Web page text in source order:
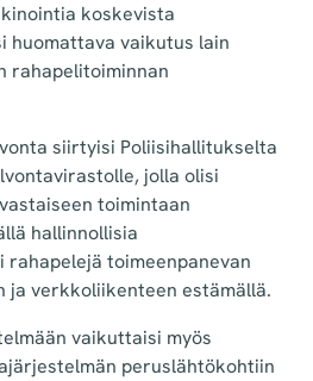
koskevista
huomattava vaikutus lain
rahapelitoiminnan
siirtyisi Poliisihallitukselta
jolla olisi
toimintaan
hallinnollisia
rahapelejä toimeenpanevan
ja verkkoliikenteen estämällä.
vaikuttaisi myös
peruslähtökohtiin